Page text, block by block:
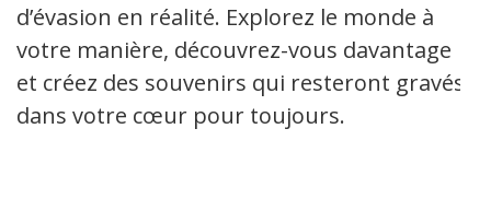
d’évasion en réalité. Explorez le monde à
votre manière, découvrez-vous davantage
et créez des souvenirs qui resteront gravés
dans votre cœur pour toujours.